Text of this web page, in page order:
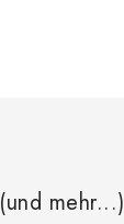
(und mehr...)